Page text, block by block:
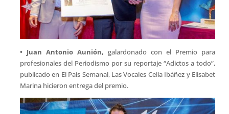
• Juan Antonio Aunión, galardonado con el Premio para
profesionales del Periodismo por su reportaje “Adictos a todo”,
publicado en El País Semanal, Las Vocales Celia Ibáñez y Elisabet
Marina hicieron entrega del premio.